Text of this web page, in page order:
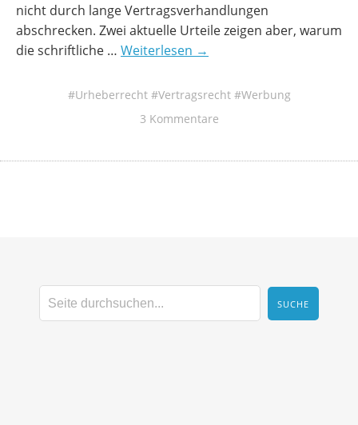
nicht durch lange Vertragsverhandlungen
abschrecken. Zwei aktuelle Urteile zeigen aber, warum
die schriftliche … Weiterlesen →
Urheberrecht Vertragsrecht
Werbung
3 Kommentare